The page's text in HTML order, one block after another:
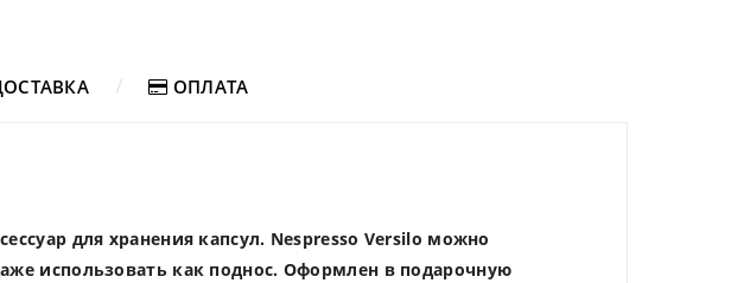
ОПЛАТА
для хранения капсул. Nespresso Versilo можно
использовать как поднос. Оформлен в подарочную